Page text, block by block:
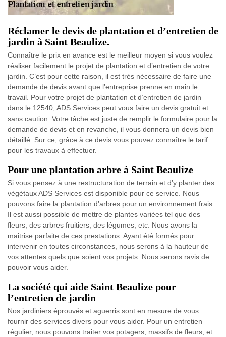
Réclamer le devis de plantation et d’entretien de
jardin à Saint Beaulize.
Connaître le prix en avance est le meilleur moyen si vous voulez
réaliser facilement le projet de plantation et d’entretien de votre
jardin. C’est pour cette raison, il est très nécessaire de faire une
demande de devis avant que l’entreprise prenne en main le
travail. Pour votre projet de plantation et d’entretien de jardin
dans le 12540, ADS Services peut vous faire un devis gratuit et
sans caution. Votre tâche est juste de remplir le formulaire pour la
demande de devis et en revanche, il vous donnera un devis bien
détaillé. Sur ce, grâce à ce devis vous pouvez connaître le tarif
pour les travaux à effectuer.
Pour une plantation arbre à Saint Beaulize
Si vous pensez à une restructuration de terrain et d’y planter des
végétaux ADS Services est disponible pour ce service. Nous
pouvons faire la plantation d’arbres pour un environnement frais.
Il est aussi possible de mettre de plantes variées tel que des
fleurs, des arbres fruitiers, des légumes, etc. Nous avons la
maitrise parfaite de ces prestations. Ayant été formés pour
intervenir en toutes circonstances, nous serons à la hauteur de
vos attentes quels que soient vos projets. Nous serons ravis de
pouvoir vous aider.
La société qui aide Saint Beaulize pour
l’entretien de jardin
Nos jardiniers éprouvés et aguerris sont en mesure de vous
fournir des services divers pour vous aider. Pour un entretien
régulier, nous pouvons traiter vos potagers, massifs de fleurs, et